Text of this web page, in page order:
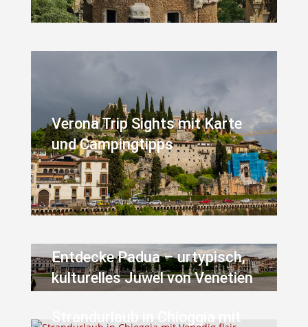
Verona Trip Sights mit Karte
und Campingtipps
Entdecke Padua – urtypisch,
kulturelles Juwel von Venetien
Strandurlaub in Chioggia mit